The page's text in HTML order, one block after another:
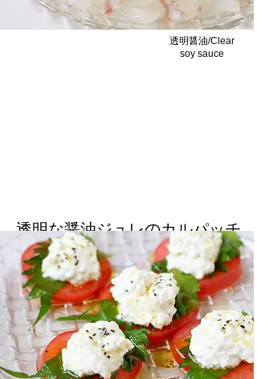
透明醤油/Clear
soy sauce
透明な醤油ジュレのカルパッチ
ョ/Carpaccio and Clear Soy
Sauce Jelly
透明な醤油のジュレは白身の魚がぴったりで
す/Clear soy sauce jellies are perfect for
white fish.